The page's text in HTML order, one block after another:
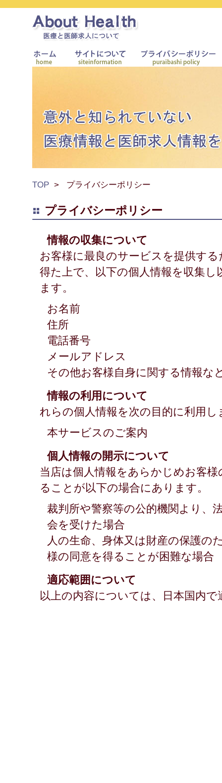
TOP プライバシーポリシー
プライバシーポリシー
情報の収集について
お客様に最良のサービスを提供す
得た上で、以下の個人情報を収集し
ます。
お名前
住所
電話番号
メールアドレス
その他お客様自身に関する情報な
情報の利用について
れらの個人情報を次の目的に利用し
本サービスのご案内
個人情報の開示について
当店は個人情報をあらかじめお客
ることが以下の場合にあります。
裁判所や警察等の公的機関より、
会を受けた場合
人の生命、身体又は財産の保護の
様の同意を得ることが困難な場合
適応範囲について
以上の内容については、日本国内